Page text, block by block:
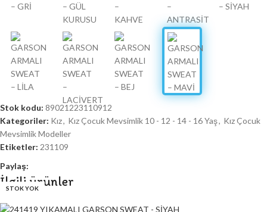
Stok kodu: 89021223110912
Kategoriler: Kız, Kız Çocuk Mevsimlik 10 - 12 - 14 - 16 Yaş, Kız Çocuk
Mevsimlik Modeller
Etiketler: 231109
Paylaş:
İlgili ürünler
STOK YOK
STOK YOK